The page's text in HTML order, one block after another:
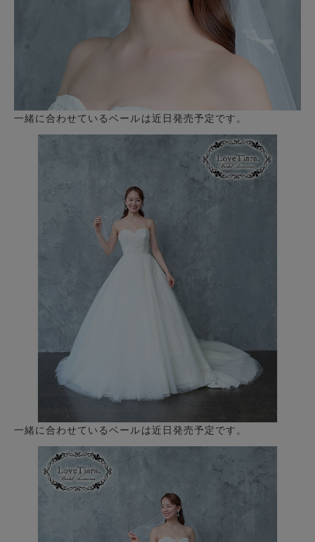
一緒に合わせているベールは近日発売予定です。
一緒に合わせているベールは近日発売予定です。